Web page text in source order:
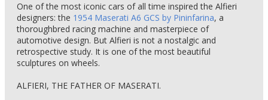
One of the most iconic cars of all time inspired the Alfieri
designers: the 1954 Maserati A6 GCS by Pininfarina, a
thoroughbred racing machine and masterpiece of
automotive design. But Alfieri is not a nostalgic and
retrospective study. It is one of the most beautiful
sculptures on wheels.
ALFIERI, THE FATHER OF MASERATI.